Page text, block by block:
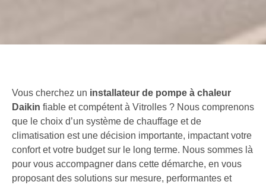
Vous cherchez un installateur de pompe à chaleur
Daikin fiable et compétent à Vitrolles ? Nous comprenons
que le choix d’un système de chauffage et de
climatisation est une décision importante, impactant votre
confort et votre budget sur le long terme. Nous sommes là
pour vous accompagner dans cette démarche, en vous
proposant des solutions sur mesure, performantes et